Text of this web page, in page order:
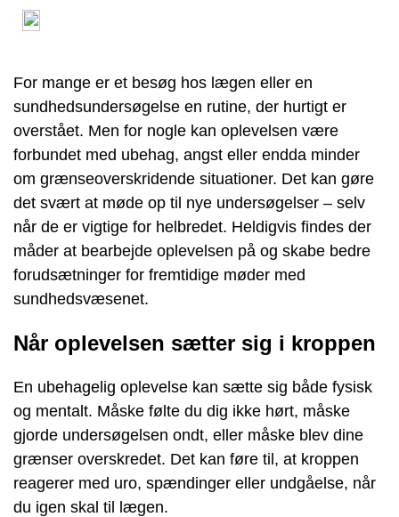
For mange er et besøg hos lægen eller en
sundhedsundersøgelse en rutine, der hurtigt er
overstået. Men for nogle kan oplevelsen være
forbundet med ubehag, angst eller endda minder
om grænseoverskridende situationer. Det kan gøre
det svært at møde op til nye undersøgelser – selv
når de er vigtige for helbredet. Heldigvis findes der
måder at bearbejde oplevelsen på og skabe bedre
forudsætninger for fremtidige møder med
sundhedsvæsenet.
Når oplevelsen sætter sig i kroppen
En ubehagelig oplevelse kan sætte sig både fysisk
og mentalt. Måske følte du dig ikke hørt, måske
gjorde undersøgelsen ondt, eller måske blev dine
grænser overskredet. Det kan føre til, at kroppen
reagerer med uro, spændinger eller undgåelse, når
du igen skal til lægen.